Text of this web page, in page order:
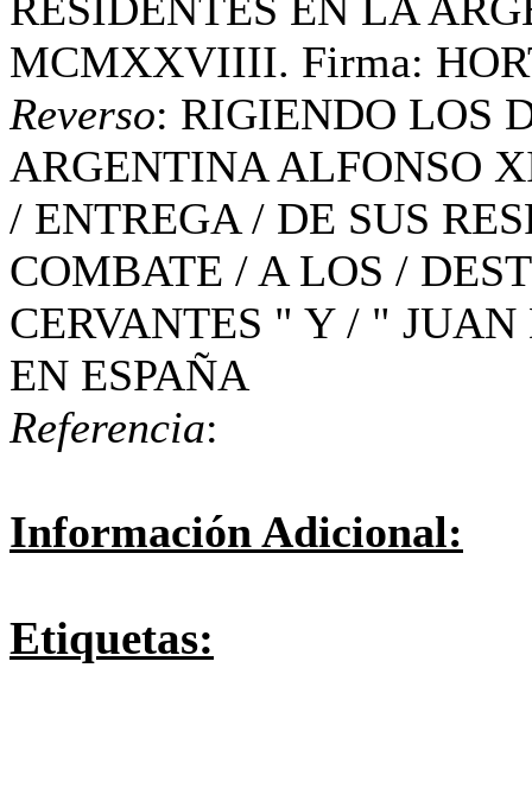
MCMXXVIIII. Firma:
Reverso: RIGIENDO LOS
ARGENTINA ALFONSO
/ ENTREGA / DE SUS
COMBATE / A LOS /
CERVANTES " Y / "
EN ESPAÑA
Referencia:
Información Adicional:
Etiquetas: